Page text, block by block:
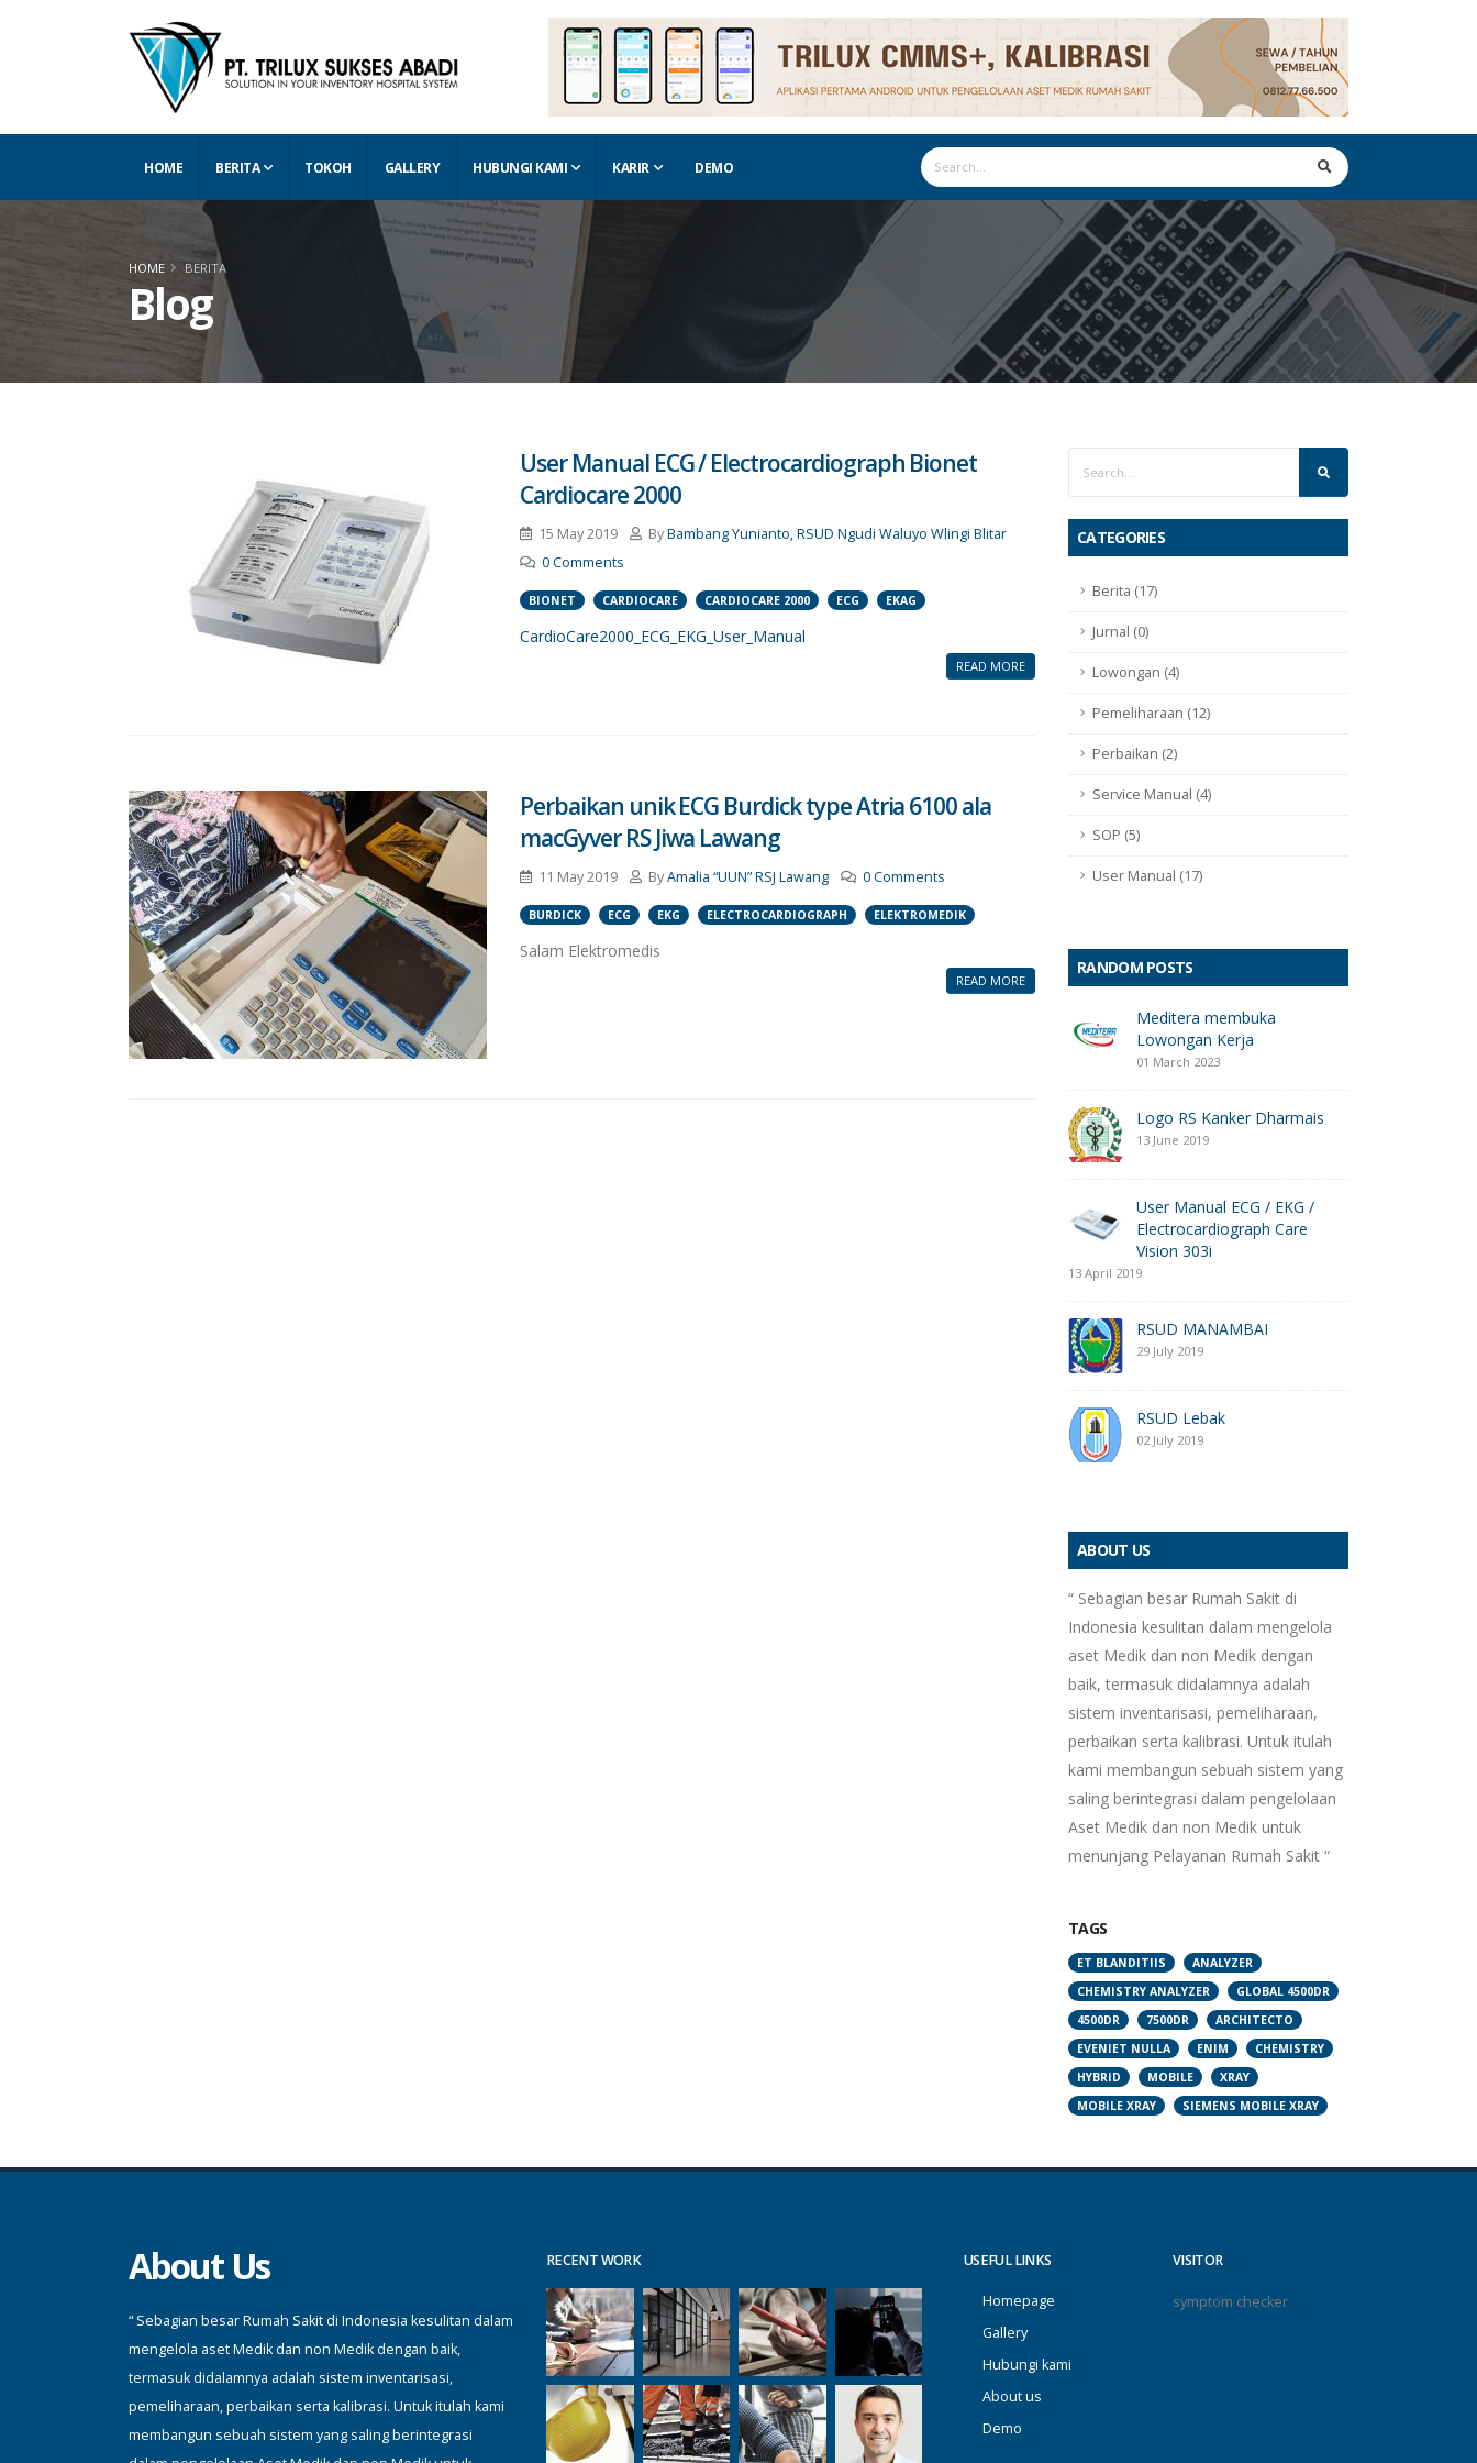
HOME BERITA TOKOH GALLERY HUBUNGI KAMI KARIR DEMO
HOME BERITA
Blog
User Manual ECG / Electrocardiograph Bionet
Cardiocare 2000
15 May 2019 ByBambang Yunianto, RSUD Ngudi Waluyo Wlingi Blitar
0 Comments
BIONET CARDIOCARE CARDIOCARE 2000 ECG EKAG
CardioCare2000_ECG_EKG_User_Manual
READ MORE
Perbaikan unik ECG Burdick type Atria 6100 ala
macGyver RS Jiwa Lawang
11 May 2019 ByAmalia “UUN” RSJ Lawang 0 Comments
BURDICK ECG EKG ELECTROCARDIOGRAPH ELEKTROMEDIK
Salam Elektromedis
READ MORE
CATEGORIES
Berita (17)
Jurnal (0)
Lowongan (4)
Pemeliharaan (12)
Perbaikan (2)
Service Manual (4)
SOP (5)
User Manual (17)
RANDOM POSTS
Meditera membuka
Lowongan Kerja
01 March 2023
Logo RS Kanker Dharmais
13 June 2019
User Manual ECG / EKG /
Electrocardiograph Care
Vision 303i
13 April 2019
RSUD MANAMBAI
29 July 2019
RSUD Lebak
02 July 2019
ABOUT US
“ Sebagian besar Rumah Sakit di
Indonesia kesulitan dalam mengelola
aset Medik dan non Medik dengan
baik, termasuk didalamnya adalah
sistem inventarisasi, pemeliharaan,
perbaikan serta kalibrasi. Untuk itulah
kami membangun sebuah sistem yang
saling berintegrasi dalam pengelolaan
Aset Medik dan non Medik untuk
menunjang Pelayanan Rumah Sakit “
TAGS
ET BLANDITIIS
ANALYZER
CHEMISTRY ANALYZER
GLOBAL 4500DR
4500DR
7500DR
ARCHITECTO
EVENIET NULLA
ENIM
CHEMISTRY
HYBRID
MOBILE
XRAY
MOBILE XRAY
SIEMENS MOBILE XRAY
About Us
“ Sebagian besar Rumah Sakit di Indonesia kesulitan dalam
mengelola aset Medik dan non Medik dengan baik,
termasuk didalamnya adalah sistem inventarisasi,
pemeliharaan, perbaikan serta kalibrasi. Untuk itulah kami
membangun sebuah sistem yang saling berintegrasi
RECENT WORK USEFUL LINKS
Homepage
Gallery
Hubungi kami
About us
Demo
VISITOR
symptom checker